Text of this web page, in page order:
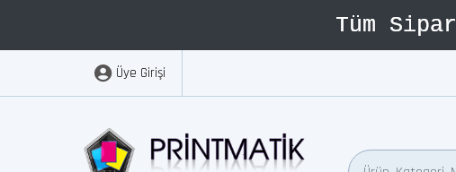
Üye Girişi